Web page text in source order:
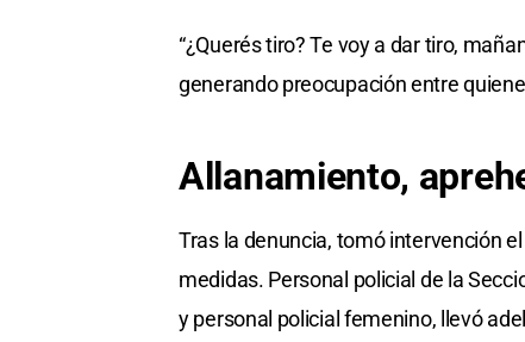
“¿Querés tiro? Te voy a dar tiro,
generando preocupación entre
Allanamiento,
Tras la denuncia, tomó intervención
medidas. Personal policial de la
y personal policial femenino, llevó